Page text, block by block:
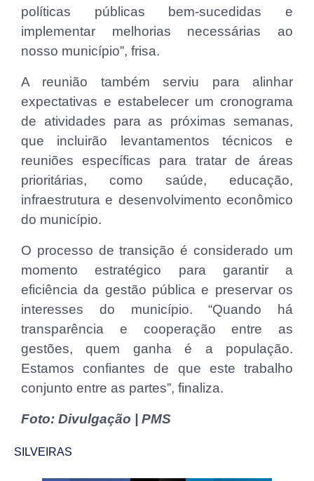
políticas públicas bem-sucedidas e
implementar melhorias necessárias ao
nosso município”, frisa.
A reunião também serviu para alinhar
expectativas e estabelecer um cronograma
de atividades para as próximas semanas,
que incluirão levantamentos técnicos e
reuniões específicas para tratar de áreas
prioritárias, como saúde, educação,
infraestrutura e desenvolvimento econômico
do município.
O processo de transição é considerado um
momento estratégico para garantir a
eficiência da gestão pública e preservar os
interesses do município. “Quando há
transparência e cooperação entre as
gestões, quem ganha é a população.
Estamos confiantes de que este trabalho
conjunto entre as partes”, finaliza.
Foto: Divulgação | PMS
SILVEIRAS